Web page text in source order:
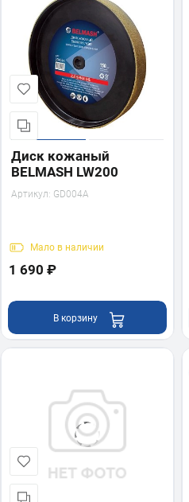
Диск кожаный
BELMASH LW200
Артикул: GD004A
Мало в наличии
1 690 ₽
В корзину